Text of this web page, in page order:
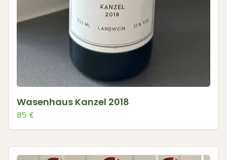
Wasenhaus Kanzel 2018
85 €